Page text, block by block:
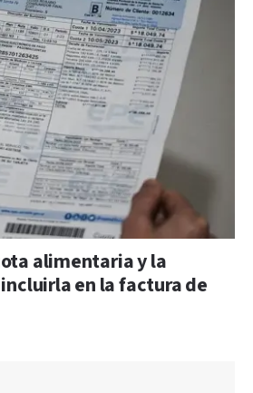
alimentaria y la
en la factura de